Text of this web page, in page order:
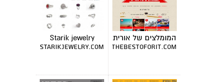
המומלצים של אורית
thebestoforit.com
Starik jewelry
starikjewelry.com